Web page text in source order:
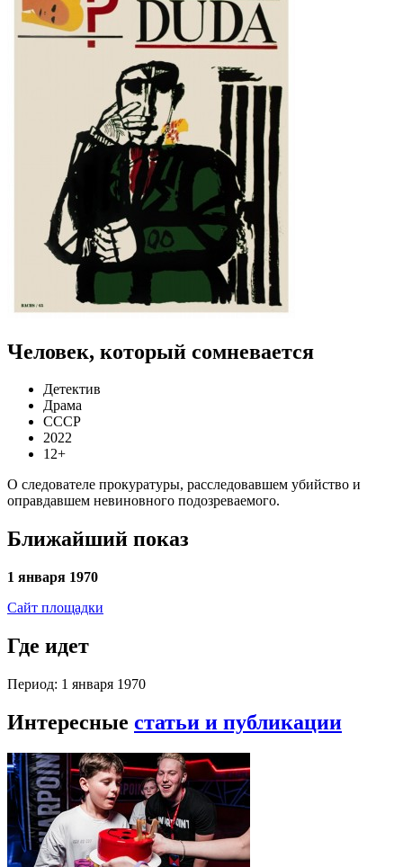
Человек, который сомневается
Детектив
Драма
СССР
2022
12+
О следователе прокуратуры, расследовавшем убийство и
оправдавшем невиновного подозреваемого.
Ближайший показ
1 января 1970
Сайт площадки
Где идет
Период: 1 января 1970
Интересные статьи и публикации